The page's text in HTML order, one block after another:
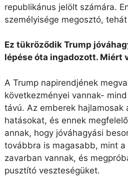
republikánus jelölt számára.
személyisége megosztó,
Ez tükröződik Trump
lépése óta ingadozott. Miért
A Trump napirendjének
következményei vannak-
távú. Az emberek
hatásokat, és ennek
annak, hogy jóváhagyási
továbbra is magasabb, mint
zavarban vannak, és
pusztító veszteségüket.